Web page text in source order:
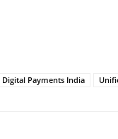
Digital Payments India